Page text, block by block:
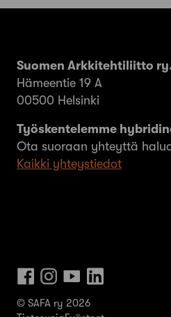
Suomen Arkkitehtiliitto ry.
Hämeentie 19 A
00500 Helsinki
Työskentelemme
Ota suoraan yhteyttä
Kaikki yhteystiedot
© SAFA ry 2026